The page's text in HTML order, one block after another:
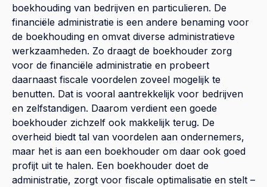
boekhouding van bedrijven en particulieren. De
financiële administratie is een andere benaming voor
de boekhouding en omvat diverse administratieve
werkzaamheden. Zo draagt de boekhouder zorg
voor de financiële administratie en probeert
daarnaast fiscale voordelen zoveel mogelijk te
benutten. Dat is vooral aantrekkelijk voor bedrijven
en zelfstandigen. Daarom verdient een goede
boekhouder zichzelf ook makkelijk terug. De
overheid biedt tal van voordelen aan ondernemers,
maar het is aan een boekhouder om daar ook goed
profijt uit te halen. Een boekhouder doet de
administratie, zorgt voor fiscale optimalisatie en stelt –